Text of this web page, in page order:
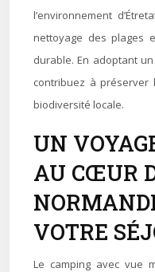
l’environnement
nettoyage des plages
durable. En adoptant
contribuez à
biodiversité locale.
UN
AU CŒUR
VOTRE
Le camping avec vue